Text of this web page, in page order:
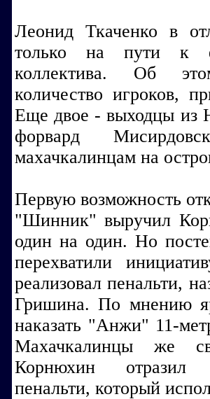
Леонид Ткаченко в
только на пути к
коллектива. Об
количество игроков,
Еще двое - выходцы из
форвард
махачкалинцам на
Первую возможность
"Шинник" выручил
один на один. Но
перехватили
реализовал пенальти,
Гришина. По мнению
наказать "Анжи" 11-
Махачкалинцы же
Корнюхин отразил
пенальти, который